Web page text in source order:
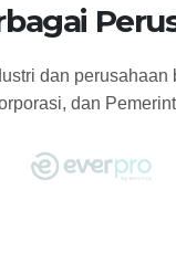
dan perusahaan
dan